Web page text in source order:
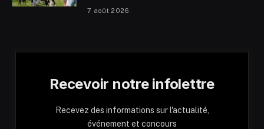
7 août 2026
Recevoir notre infolettre
Recevez des informations sur l'actualité,
événement et concours